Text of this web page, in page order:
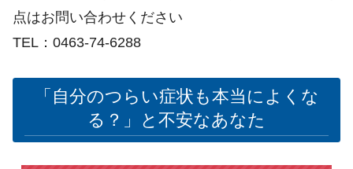
点はお問い合わせください
TEL：0463-74-6288
「自分のつらい症状も本当によくな
る？」と不安なあなた